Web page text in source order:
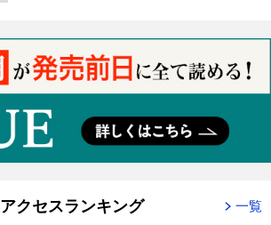
アクセスランキング 一覧